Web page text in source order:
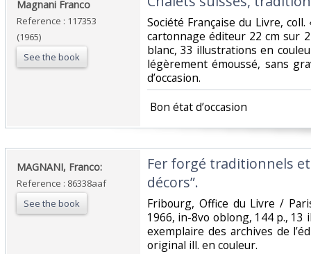
‎Magnani Franco‎
Reference : 117353
(1965)
See the book
‎Société Française du Livre,
cartonnage éditeur 22 cm sur
blanc, 33 illustrations en
légèrement émoussé, sans
d’occasion.‎
‎ Bon état d’occasion ‎
‎MAGNANI, Franco:‎
Reference : 86338aaf
See the book
‎Fer forgé traditionnels
décors”.‎
‎Fribourg, Office du Livre /
1966, in-8vo oblong, 144 p., 13
exemplaire des archives de
original ill. en couleur.‎